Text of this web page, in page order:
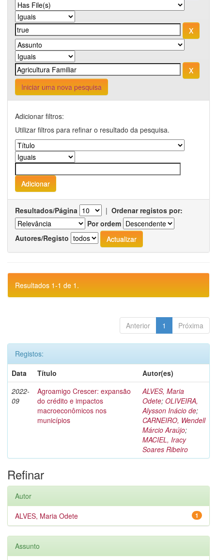
Iniciar uma nova pesquisa
Adicionar filtros:
Utilizar filtros para refinar o resultado da pesquisa.
Resultados/Página | Ordenar registos por:
Por ordem
Autores/Registo
Resultados 1-1 de 1.
Anterior 1 Próxima
Registos:
Data
Título
Autor(es)
2022-
09
Agroamigo Crescer: expansão
do crédito e impactos
macroeconômicos nos
municípios
ALVES, Maria
Odete; OLIVEIRA,
Alysson Inácio de;
CARNEIRO, Wendell
Márcio Araújo;
MACIEL, Iracy
Soares Ribeiro
Refinar
Autor
1
ALVES, Maria Odete
Assunto